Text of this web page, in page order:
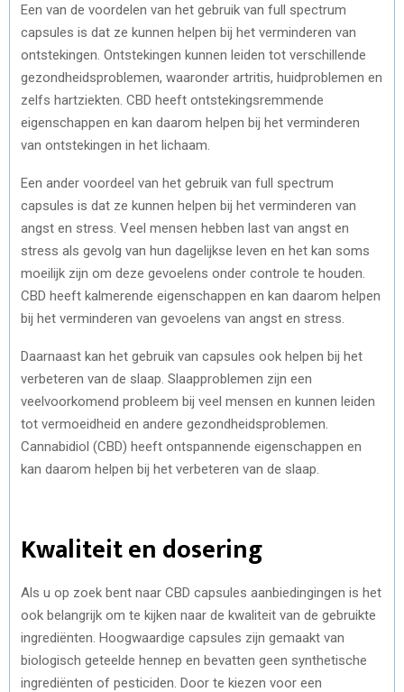
Een van de voordelen van het gebruik van full spectrum
capsules is dat ze kunnen helpen bij het verminderen van
ontstekingen. Ontstekingen kunnen leiden tot verschillende
gezondheidsproblemen, waaronder artritis, huidproblemen en
zelfs hartziekten. CBD heeft ontstekingsremmende
eigenschappen en kan daarom helpen bij het verminderen
van ontstekingen in het lichaam.
Een ander voordeel van het gebruik van full spectrum
capsules is dat ze kunnen helpen bij het verminderen van
angst en stress. Veel mensen hebben last van angst en
stress als gevolg van hun dagelijkse leven en het kan soms
moeilijk zijn om deze gevoelens onder controle te houden.
CBD heeft kalmerende eigenschappen en kan daarom helpen
bij het verminderen van gevoelens van angst en stress.
Daarnaast kan het gebruik van capsules ook helpen bij het
verbeteren van de slaap. Slaapproblemen zijn een
veelvoorkomend probleem bij veel mensen en kunnen leiden
tot vermoeidheid en andere gezondheidsproblemen.
Cannabidiol (CBD) heeft ontspannende eigenschappen en
kan daarom helpen bij het verbeteren van de slaap.
Kwaliteit en dosering
Als u op zoek bent naar CBD capsules aanbiedingingen is het
ook belangrijk om te kijken naar de kwaliteit van de gebruikte
ingrediënten. Hoogwaardige capsules zijn gemaakt van
biologisch geteelde hennep en bevatten geen synthetische
ingrediënten of pesticiden. Door te kiezen voor een